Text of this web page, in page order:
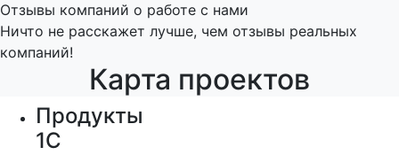
Отзывы компаний о работе с нами
Ничто не расскажет лучше, чем отзывы реальных
компаний!
Карта проектов
Продукты
1С